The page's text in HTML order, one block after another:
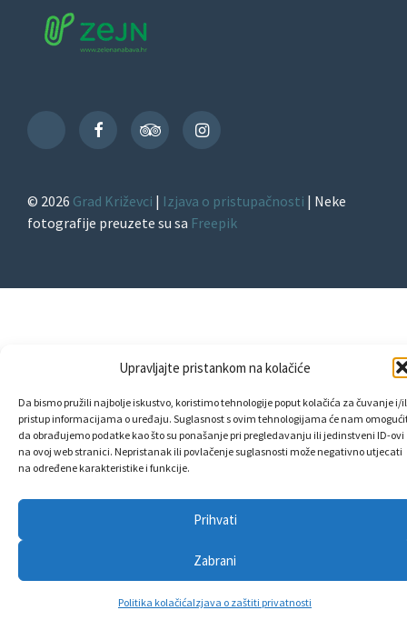
Upravljajte pristankom na kolačiće
Da bismo pružili najbolje iskustvo, koristimo tehnologije poput kolačića za čuvanje i/
pristup informacijama o uređaju. Suglasnost s ovim tehnologijama će nam
da obrađujemo podatke kao što su ponašanje pri pregledavanju ili jedinstveni ID-ovi
na ovoj web stranici. Nepristanak ili povlačenje suglasnosti može negativno utjecati
na određene karakteristike i funkcije.
Prihvati
Zabrani
Politika kolačićaIzjava o zaštiti privatnosti
TikTok
FacebookTripAdvisorInstagram
© 2026 Grad Križevci | Izjava o pristupačnosti | Neke
fotografije preuzete su sa Freepik